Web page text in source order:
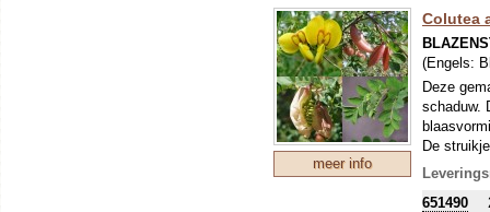
meer info
Colutea
(Engels:
Deze
schaduw.
De
tevens
651490